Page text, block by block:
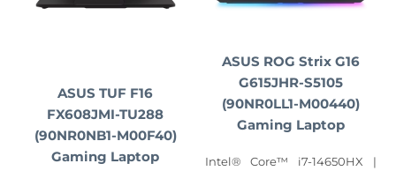
ASUS TUF F16
FX608JMI-TU288
(90NR0NB1-M00F40)
Gaming Laptop
ASUS ROG Strix G16
G615JHR-S5105
(90NR0LL1-M00440)
Gaming Laptop
Intel® Core™ i7-14650HX |